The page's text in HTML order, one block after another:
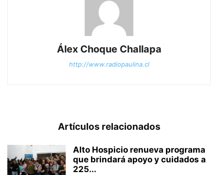
Álex Choque Challapa
http://www.radiopaulina.cl
Artículos relacionados
Alto Hospicio renueva programa
que brindará apoyo y cuidados a
225...